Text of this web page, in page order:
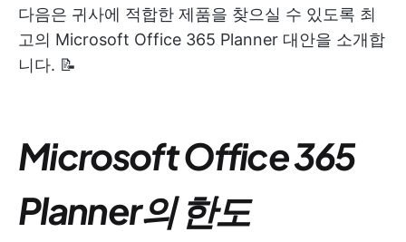
다음은 귀사에 적합한 제품을 찾으실 수 있도록 최
고의 Microsoft Office 365 Planner 대안을 소개합
니다. 📝
Microsoft Office 365
Planner의 한도